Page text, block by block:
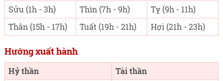
Sửu (1h - 3h) Thìn (7h - 9h)
Tỵ (9h - 11h)
Thân (15h - 17h)
Tuất (19h - 21h) Hợi (21h - 23h)
Hướng xuất hành
Hỷ thần
Tài thần